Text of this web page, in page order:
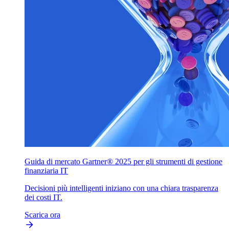
Guida di mercato Gartner® 2025 per gli strumenti di gestione
finanziaria IT
Decisioni più intelligenti iniziano con una chiara trasparenza
dei costi IT.
Scarica ora